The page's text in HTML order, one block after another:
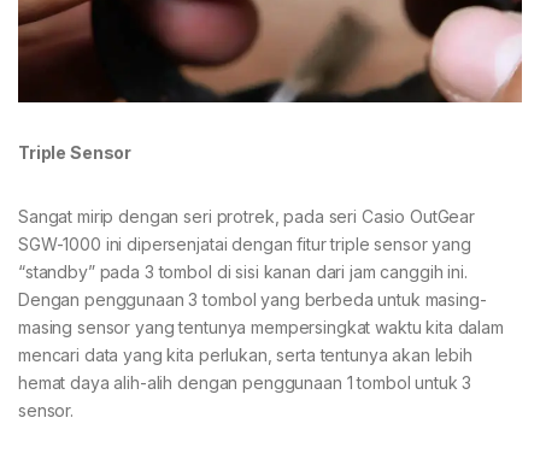
Triple Sensor
Sangat mirip dengan seri protrek, pada seri Casio OutGear
SGW-1000 ini dipersenjatai dengan fitur triple sensor yang
“standby” pada 3 tombol di sisi kanan dari jam canggih ini.
Dengan penggunaan 3 tombol yang berbeda untuk masing-
masing sensor yang tentunya mempersingkat waktu kita dalam
mencari data yang kita perlukan, serta tentunya akan lebih
hemat daya alih-alih dengan penggunaan 1 tombol untuk 3
sensor.